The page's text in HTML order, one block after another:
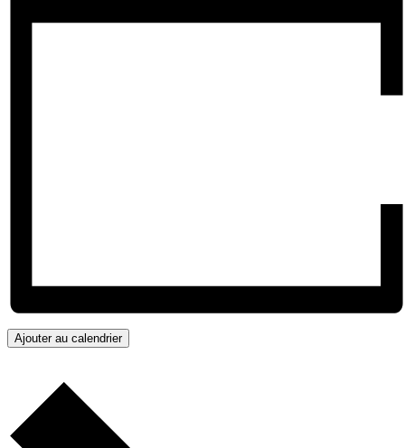
Ajouter au calendrier